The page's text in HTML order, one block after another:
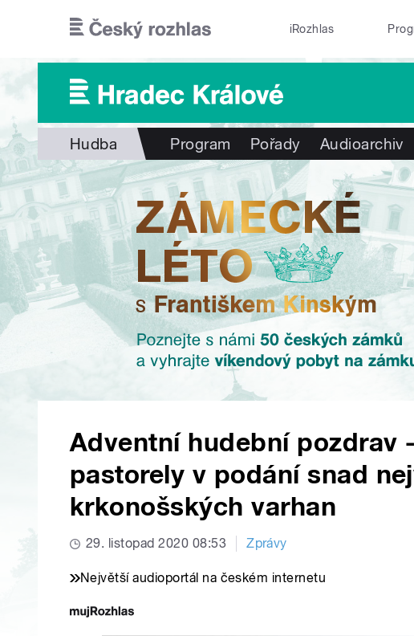
iRozhlas
Hudba Program Pořady Audioarchiv
Adventní hudební pozdrav
pastorely v podání snad
krkonošských varhan
29. listopad 2020 08:53 Zprávy
Největší audioportál na českém internetu